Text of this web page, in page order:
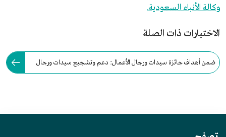
وكالة الأنباء السعودية.
الاختبارات ذات الصلة
ضمن أهداف جائزة سيدات ورجال الأعمال: دعم وتشجيع سيدات ورجال